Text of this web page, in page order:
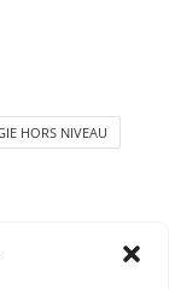
HORS NIVEAU